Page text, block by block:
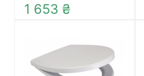
1 653 ₴